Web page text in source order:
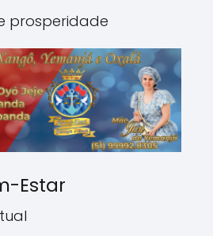
prosperidade
Estar